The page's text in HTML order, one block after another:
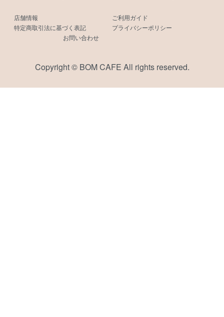
店舗情報
ご利用ガイド
特定商取引法に基づく表記
プライバシーポリシー
お問い合わせ
Copyright © BOM CAFE All rights reserved.